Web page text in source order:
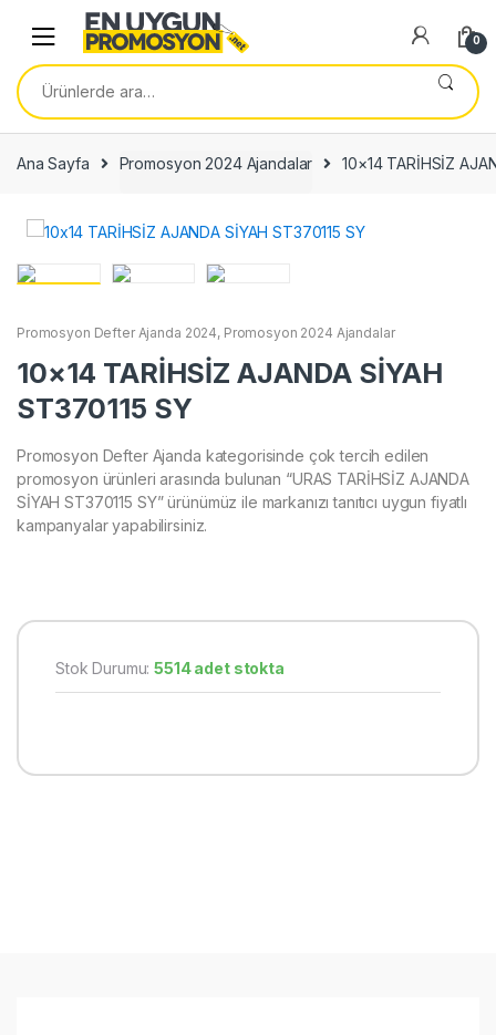
navigation
content
0
Ara:
Ana Sayfa Promosyon 2024 Ajandalar 10×14 TARİHSİZ
Promosyon Defter Ajanda 2024, Promosyon 2024 Ajandalar
10×14 TARİHSİZ AJANDA SİYAH
ST370115 SY
Promosyon Defter Ajanda kategorisinde çok tercih edilen
promosyon ürünleri arasında bulunan “URAS TARİHSİZ AJANDA
SİYAH ST370115 SY” ürünümüz ile markanızı tanıtıcı uygun fiyatlı
kampanyalar yapabilirsiniz.
Stok Durumu:5514 adet stokta